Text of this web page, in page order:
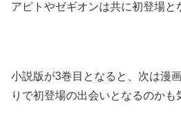
アピトやゼギオンは共に初登場と
小説版が3巻目となると、次は漫
りで初登場の出会いとなるのかも